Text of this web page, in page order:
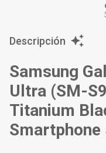
Descripción
Samsung
Ultra (SM-
Titanium
Smartphone